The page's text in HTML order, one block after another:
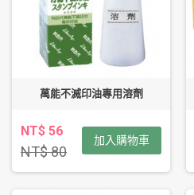
萬能不滅印油專用溶劑
NT$ 56
NT$ 80
加入購物車